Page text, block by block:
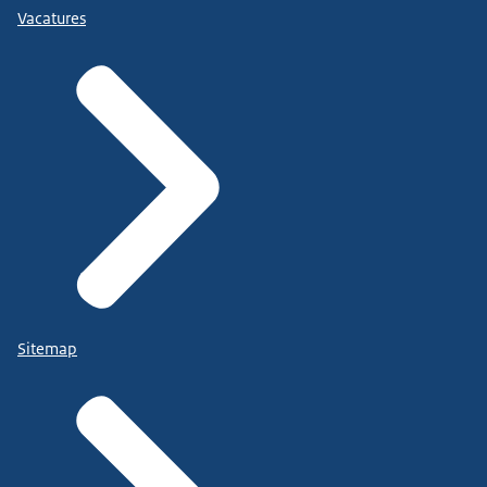
Vacatures
Sitemap